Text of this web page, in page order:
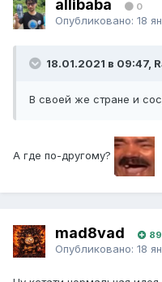
allibaba 0
Опубликовано: 18
18.01.2021 в 09:47,
В своей же стране и
А где по-другому?
mad8vad
Опубликовано: 18